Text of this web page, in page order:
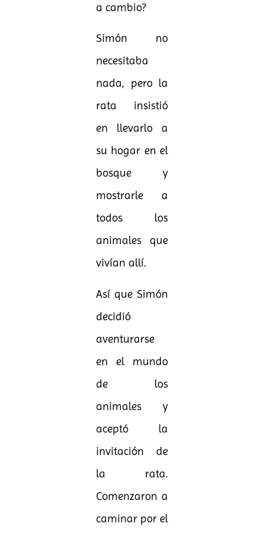
a cambio?
Simón no
necesitaba
nada, pero la
rata insistió
en llevarlo a
su hogar en el
bosque y
mostrarle a
todos los
animales que
vivían allí.
Así que Simón
decidió
aventurarse
en el mundo
de los
animales y
aceptó la
invitación de
la rata.
Comenzaron a
caminar por el